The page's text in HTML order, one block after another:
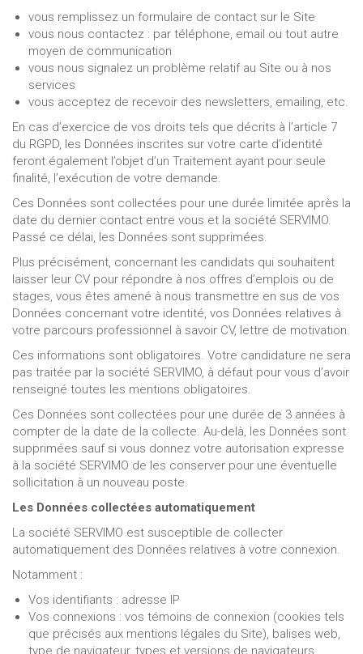
vous remplissez un formulaire de contact sur le Site
vous nous contactez : par téléphone, email ou tout autre
moyen de communication
vous nous signalez un problème relatif au Site ou à nos
services
vous acceptez de recevoir des newsletters, emailing, etc.
En cas d’exercice de vos droits tels que décrits à l’article 7
du RGPD, les Données inscrites sur votre carte d’identité
feront également l’objet d’un Traitement ayant pour seule
finalité, l’exécution de votre demande.
Ces Données sont collectées pour une durée limitée après la
date du dernier contact entre vous et la société SERVIMO.
Passé ce délai, les Données sont supprimées.
Plus précisément, concernant les candidats qui souhaitent
laisser leur CV pour répondre à nos offres d’emplois ou de
stages, vous êtes amené à nous transmettre en sus de vos
Données concernant votre identité, vos Données relatives à
votre parcours professionnel à savoir CV, lettre de motivation.
Ces informations sont obligatoires. Votre candidature ne sera
pas traitée par la société SERVIMO, à défaut pour vous d’avoir
renseigné toutes les mentions obligatoires.
Ces Données sont collectées pour une durée de 3 années à
compter de la date de la collecte. Au-delà, les Données sont
supprimées sauf si vous donnez votre autorisation expresse
à la société SERVIMO de les conserver pour une éventuelle
sollicitation à un nouveau poste.
Les Données collectées automatiquement
La société SERVIMO est susceptible de collecter
automatiquement des Données relatives à votre connexion.
Notamment :
Vos identifiants : adresse IP
Vos connexions : vos témoins de connexion (cookies tels
que précisés aux mentions légales du Site), balises web,
type de navigateur, types et versions de navigateurs